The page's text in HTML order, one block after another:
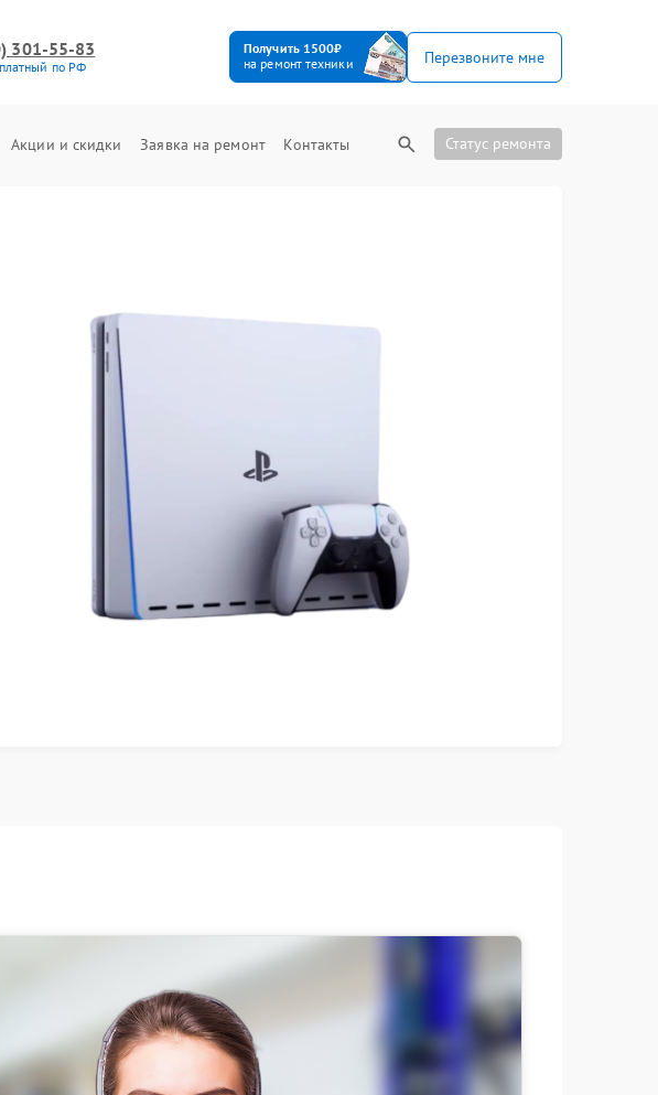
301-55-83
по РФ
Получить 1500₽
на ремонт техники
Перезвоните мне
Акции и скидки Заявка на ремонт Контакты Статус ремонта